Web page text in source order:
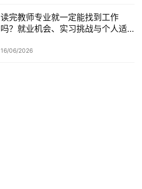
读完教师专业就一定能找到工作
吗？就业机会、实习挑战与个人适
16/06/2026